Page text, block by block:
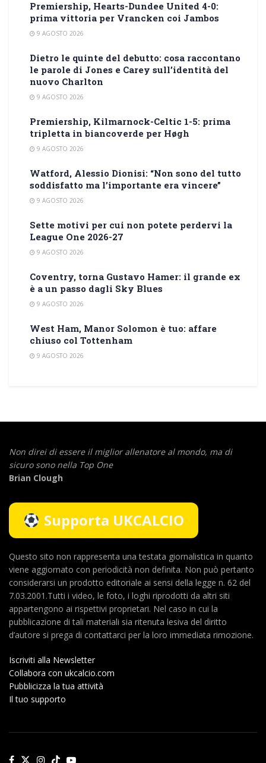
Premiership, Hearts-Dundee United 4-0:
prima vittoria per Vrancken coi Jambos
9 AGOSTO 2026
Dietro le quinte del debutto: cosa raccontano
le parole di Jones e Carey sull’identità del
nuovo Charlton
9 AGOSTO 2026
Premiership, Kilmarnock-Celtic 1-5: prima
tripletta in biancoverde per Høgh
9 AGOSTO 2026
Watford, Alessio Dionisi: “Non sono del tutto
soddisfatto ma l’importante era vincere”
9 AGOSTO 2026
Sette motivi per cui non potete perdervi la
League One 2026-27
9 AGOSTO 2026
Coventry, torna Gustavo Hamer: il grande ex
è a un passo dagli Sky Blues
9 AGOSTO 2026
West Ham, Manor Solomon è tuo: affare
chiuso col Tottenham
9 AGOSTO 2026
Non direi di essere il miglior allenatore al mondo, ma di
sicuro sono nella Top One
Brian Clough
Supporta UKCALCIO
Questo sito non rappresenta una testata giornalistica in quanto
viene aggiornato con periodicità non definita. Non può pertanto
considerarsi un prodotto editoriale ai sensi della legge n. 62 del
7.03.2001.Tutti i video, le foto, i loghi riprodotti da altri siti
appartengono ai rispettivi proprietari. Nel caso in cui la
pubblicazione di tali materiali sia ritenuta lesiva del diritto
d’autore si prega di contattarci per la loro immediata rimozione.
Iscriviti alla Newsletter
Collabora con ukcalcio.com
Pubblicizza la tua attività
Il tuo supporto